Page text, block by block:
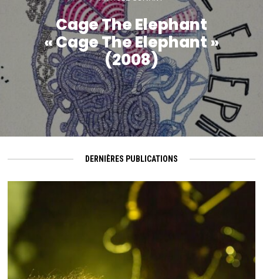
Cage The Elephant
« Cage The Elephant »
(2008)
DERNIÈRES PUBLICATIONS